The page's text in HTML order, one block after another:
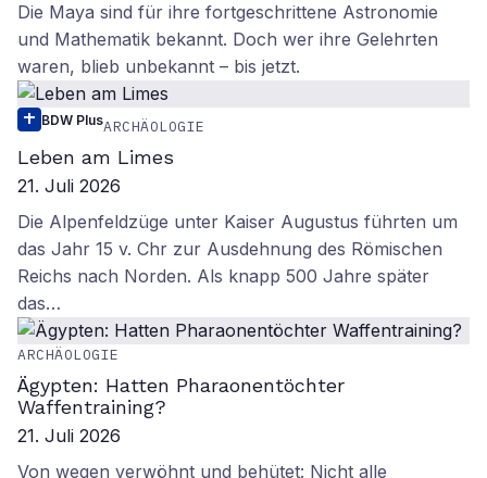
Die Maya sind für ihre fortgeschrittene Astronomie
und Mathematik bekannt. Doch wer ihre Gelehrten
waren, blieb unbekannt – bis jetzt.
BDW PlusARCHÄOLOGIE
Leben am Limes
21. Juli 2026
Die Alpenfeldzüge unter Kaiser Augustus führten um
das Jahr 15 v. Chr zur Ausdehnung des Römischen
Reichs nach Norden. Als knapp 500 Jahre später
das…
ARCHÄOLOGIE
Ägypten: Hatten Pharaonentöchter
Waffentraining?
21. Juli 2026
Von wegen verwöhnt und behütet: Nicht alle